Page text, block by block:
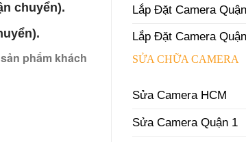
chuyển).
phẩm khách
Lắp Đặt Camera
Lắp Đặt Camera
SỬA CHỮA CAMERA
Sửa Camera HCM
Sửa Camera Quận 1